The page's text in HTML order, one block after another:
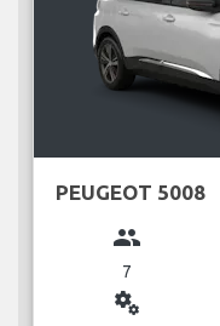
PEUGEOT 5008
group
7
miscellaneous_services